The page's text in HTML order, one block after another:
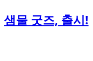
Skip
to
샘물 굿즈, 출시!